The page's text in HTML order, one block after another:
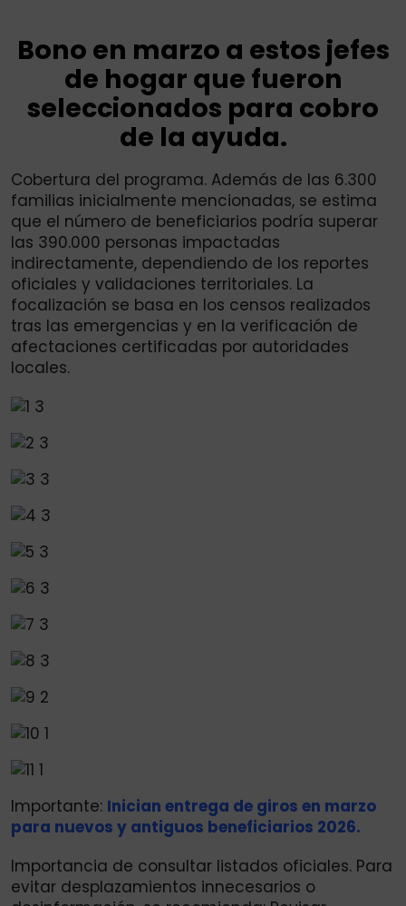
Bono en marzo a estos jefes
de hogar que fueron
seleccionados para cobro
de la ayuda.
Cobertura del programa. Además de las 6.300
familias inicialmente mencionadas, se estima
que el número de beneficiarios podría superar
las 390.000 personas impactadas
indirectamente, dependiendo de los reportes
oficiales y validaciones territoriales. La
focalización se basa en los censos realizados
tras las emergencias y en la verificación de
afectaciones certificadas por autoridades
locales.
Importante: Inician entrega de giros en marzo
para nuevos y antiguos beneficiarios 2026.
Importancia de consultar listados oficiales. Para
evitar desplazamientos innecesarios o